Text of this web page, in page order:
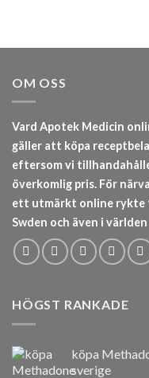
OM OSS
Vard Apotek Medicin
gäller att köpa
eftersom vi
överkomlig pris. För
ett utmärkt online rykte
Swden och även i världen
HÖGST RANKADE
köpa
sverige